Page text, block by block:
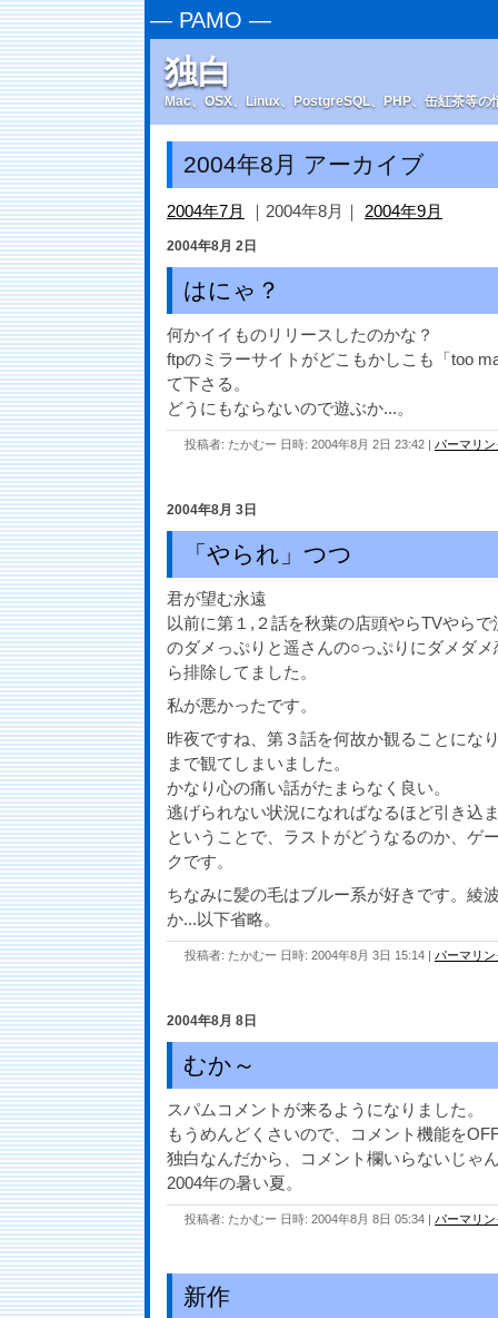
— PAMO —
独白
Mac、OSX、Linux、PostgreSQL、PHP、缶紅茶等の
2004年8月 アーカイブ
2004年7月 ｜2004年8月｜ 2004年9月
2004年8月 2日
はにゃ？
何かイイものリリースしたのかな？
ftpのミラーサイトがどこもかしこも「too
て下さる。
どうにもならないので遊ぶか...。
投稿者: たかむー 日時: 2004年8月 2日 23:42 | パーマリン
2004年8月 3日
「やられ」つつ
君が望む永遠
以前に第１,２話を秋葉の店頭やらTVやら
のダメっぷりと遥さんの○っぷりにダメダ
ら排除してました。
私が悪かったです。
昨夜ですね、第３話を何故か観ることにな
まで観てしまいました。
かなり心の痛い話がたまらなく良い。
逃げられない状況になればなるほど引き込
ということで、ラストがどうなるのか、ゲ
クです。
ちなみに髪の毛はブルー系が好きです。綾
か...以下省略。
投稿者: たかむー 日時: 2004年8月 3日 15:14 | パーマリン
2004年8月 8日
むか～
スパムコメントが来るようになりました。
もうめんどくさいので、コメント機能を
独白なんだから、コメント欄いらないじゃ
2004年の暑い夏。
投稿者: たかむー 日時: 2004年8月 8日 05:34 | パーマリン
新作